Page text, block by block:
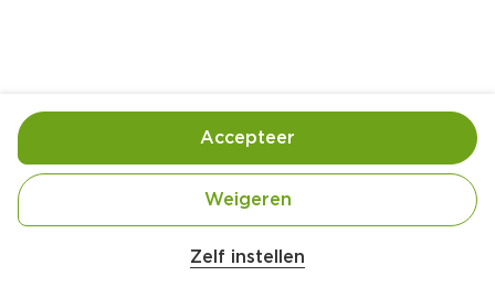
Ingrediënten Bereiding
1 el olijfolie
Zelf instellen
Weigeren
Accepteer